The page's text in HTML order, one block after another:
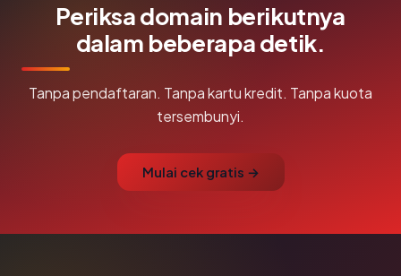
Periksa domain berikutnya
dalam beberapa detik.
Tanpa pendaftaran. Tanpa kartu kredit. Tanpa kuota
tersembunyi.
Mulai cek gratis →